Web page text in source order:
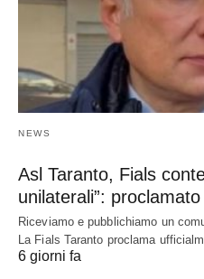
NEWS
Asl Taranto, Fials
unilaterali”:
Riceviamo e pubblichiamo un
La Fials Taranto proclama
6 giorni fa